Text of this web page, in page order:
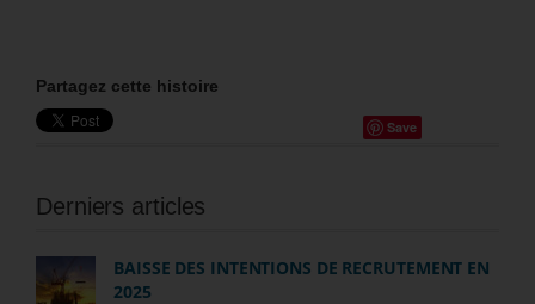
Partagez cette histoire
Save
Derniers articles
BAISSE DES INTENTIONS DE RECRUTEMENT EN
2025